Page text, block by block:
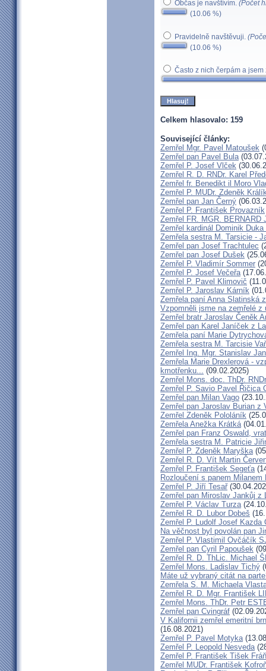
Občas je navštívím. (Počet
(10.06 %)
Pravidelně navštěvuji.
(10.06 %)
Často z nich čerpám a
Celkem hlasovalo: 159
Související články:
Zemřel Mgr. Pavel Matoušek
Zemřel pan Pavel Bula
Zemřel P. Josef Vlček
Zemřel R. D. RNDr. Karel
Zemřel fr. Benedikt il Moro
Zemřel P. MUDr. Zdeněk
Zemřel pan Jan Černý
Zemřel P. František Provazník
Zemřel FR. MGR. BERNARD
Zemřel kardinál Dominik Duka
Zemřela sestra M. Tarsicie -
Zemřel pan Josef Trachtulec
Zemřel pan Josef Dušek
Zemřel P. Vladimír Sommer
Zemřel P. Josef Večeřa
Zemřel P. Pavel Klimovič
Zemřel P. Jaroslav Kárník
Zemřela paní Anna Slatinská
Vzpomněli jsme na zemřelé
Zemřel bratr Jaroslav Čeněk
Zemřel pan Karel Janíček z
Zemřela paní Marie
Zemřela sestra M. Tarcisie
Zemřel Ing. Mgr. Stanislav
Zemřela Marie Drexlerová -
kmotřenku...
(09.02.2025)
Zemřel Mons. doc. ThDr.
Zemřel P. Savio Pavel Řičica
Zemřel pan Milan Vago
Zemřel pan Jaroslav Burian z
Zemřel Zdeněk Pololáník
Zemřela Anežka Krátká
Zemřel pan Franz Oswald,
Zemřela sestra M. Patricie
Zemřel P. Zdeněk Maryška
Zemřel R. D. Vít Martin
Zemřel P. František Segeťa
Rozloučení s panem Milanem
Zemřel P. Jiří Tesař
Zemřel pan Miroslav Jankůj z
Zemřel P. Václav Turza
Zemřel R. D. Lubor Dobeš
Zemřel P. Ludolf Josef Kazda
Na věčnost byl povolán pan
Zemřel P. Vlastimil Ovčáčík
Zemřel pan Cyril Papoušek
Zemřel R. D. ThLic. Michael
Zemřel Mons. Ladislav Tichý
Máte už vybraný citát na
Zemřela S. M. Michaela
Zemřel R. D. Mgr. František
Zemřel Mons. ThDr. Petr
Zemřel pan Cvingráf
V Kalifornii zemřel emeritní
(16.08.2021)
Zemřel P. Pavel Motyka
Zemřel P. Leopold Nesveda
Zemřel P. František Tišek
Zemřel MUDr. František